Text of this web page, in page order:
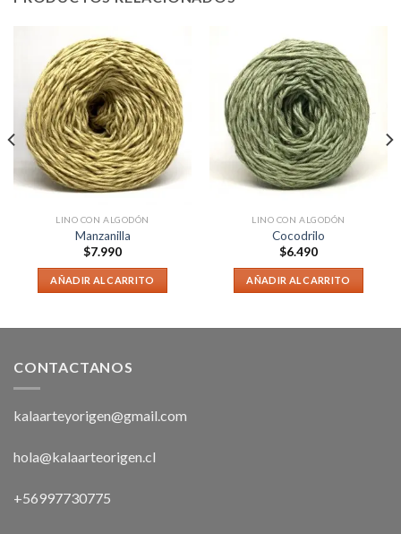
LINO CON ALGODÓN
Manzanilla
$7.990
AÑADIR AL CARRITO
LINO CON ALGODÓN
Cocodrilo
$6.490
AÑADIR AL CARRITO
CONTACTANOS
kalaarteyorigen@gmail.com
hola@kalaarteorigen.cl
+56997730775